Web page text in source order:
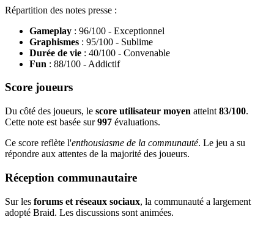
Répartition des notes presse :
Gameplay : 96/100 - Exceptionnel
Graphismes : 95/100 - Sublime
Durée de vie : 40/100 - Convenable
Fun : 88/100 - Addictif
Score joueurs
Du côté des joueurs, le score utilisateur moyen atteint 83/100.
Cette note est basée sur997 évaluations.
Ce score reflète l'enthousiasme de la communauté. Le jeu a su
répondre aux attentes de la majorité des joueurs.
Réception communautaire
Sur les forums et réseaux sociaux, la communauté a largement
adopté Braid. Les discussions sont animées.